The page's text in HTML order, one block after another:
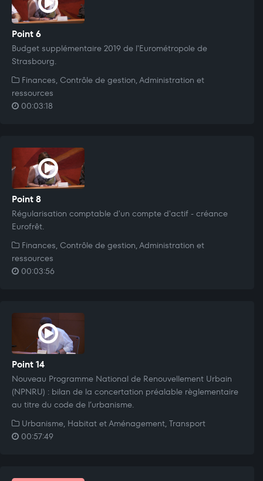
Point 6
Budget supplémentaire 2019 de l'Eurométropole de
Strasbourg.
Finances, Contrôle de gestion, Administration et
ressources
00:03:18
Point 8
Régularisation comptable d'un compte d'actif - créance
Eurofrêt.
Finances, Contrôle de gestion, Administration et
ressources
00:03:56
Point 14
Nouveau Programme National de Renouvellement Urbain
(NPNRU) : bilan de la concertation préalable règlementaire
au titre du code de l’urbanisme.
Urbanisme, Habitat et Aménagement, Transport
00:57:49